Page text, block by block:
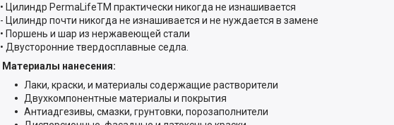
• Цилиндр PermaLifeTM практически никогда не изнашивается
- Цилиндр почти никогда не изнашивается и не нуждается в замене
• Поршень и шар из нержавеющей стали
• Двусторонние твердосплавные седла.
Материалы нанесения:
Лаки, краски, и материалы содержащие растворители
Двухкомпонентные материалы и покрытия
Антиадгезивы, смазки, грунтовки, порозаполнители